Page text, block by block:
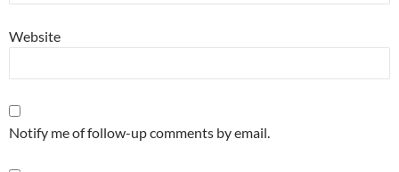
Website
Notify me of follow-up comments by email.